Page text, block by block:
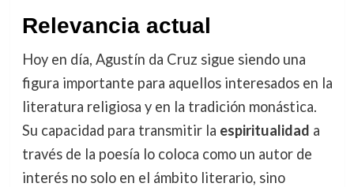
Relevancia actual
Hoy en día, Agustín da Cruz sigue siendo una
figura importante para aquellos interesados en la
literatura religiosa y en la tradición monástica.
Su capacidad para transmitir la espiritualidad a
través de la poesía lo coloca como un autor de
interés no solo en el ámbito literario, sino